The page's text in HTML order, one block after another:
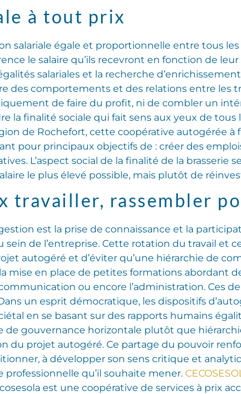
à tout prix
salariale égale et proportionnelle entre tous les
le salaire qu’ils recevront en fonction de
salariales et la recherche
des comportements et des relations entre les
de faire du profit, ni de combler un
finalité sociale qui fait sens aux yeux de tous
de Rochefort, cette coopérative autogérée à
pour principaux objectifs de : créer des
L’aspect social de la finalité de la brasserie
le plus élevé possible, mais plutôt de
travailler, rassembler
est la prise de connaissance et la
sein de l’entreprise. Cette rotation du travail et
autogéré et d’éviter qu’une hiérarchie de
mise en place de petites formations abordant
ou encore l’administration. Ces
un esprit démocratique, les dispositifs
en se basant sur des rapports humains
de gouvernance horizontale plutôt que
du projet autogéré. Ce partage du pouvoir
à développer son sens critique et
qu’il souhaite mener.
est une coopérative de services à prix